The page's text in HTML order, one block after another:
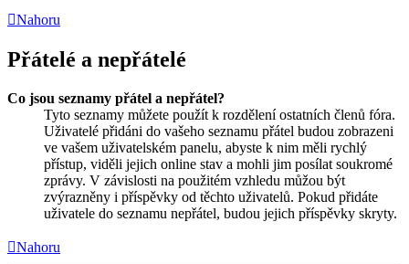
Nahoru
Přátelé a nepřátelé
Co jsou seznamy přátel a nepřátel?
Tyto seznamy můžete použít k rozdělení ostatních členů fóra.
Uživatelé přidáni do vašeho seznamu přátel budou zobrazeni
ve vašem uživatelském panelu, abyste k nim měli rychlý
přístup, viděli jejich online stav a mohli jim posílat soukromé
zprávy. V závislosti na použitém vzhledu můžou být
zvýrazněny i příspěvky od těchto uživatelů. Pokud přidáte
uživatele do seznamu nepřátel, budou jejich příspěvky skryty.
Nahoru